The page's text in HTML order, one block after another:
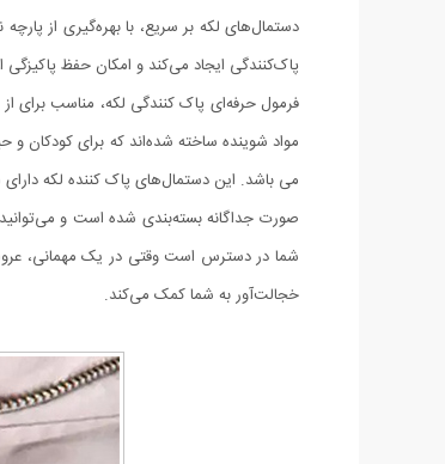
پاک‌کنندگی ایجاد می‌کند و امکان حفظ پاکیزگی
می باشد. این دستمال‌های پاک کننده لکه
صورت جداگانه بسته‌بندی شده است و
شما در دسترس است وقتی در یک مهمانی،
خجالت‌آور به شما کمک می‌کند.